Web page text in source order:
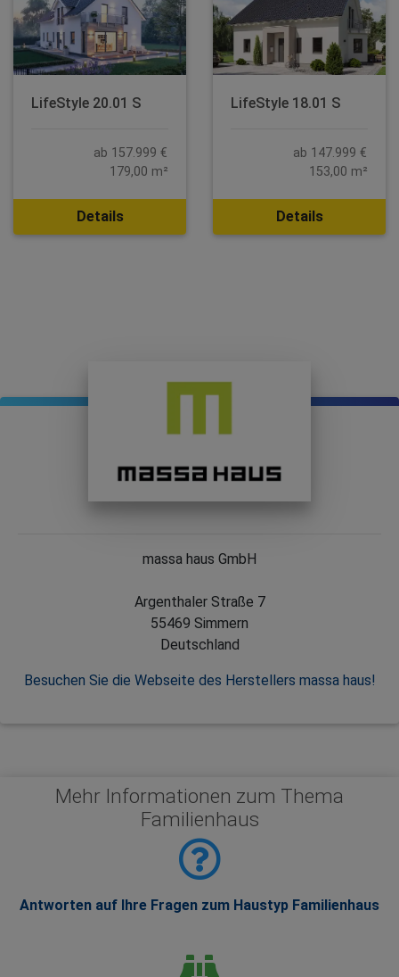
LifeStyle 20.01 S
ab 157.999 €
179,00 m²
Details
LifeStyle 18.01 S
ab 147.999 €
153,00 m²
Details
massa haus GmbH
Argenthaler Straße 7
55469 Simmern
Deutschland
Besuchen Sie die Webseite des Herstellers massa haus!
Mehr Informationen zum Thema
Familienhaus
Antworten auf Ihre Fragen zum Haustyp Familienhaus